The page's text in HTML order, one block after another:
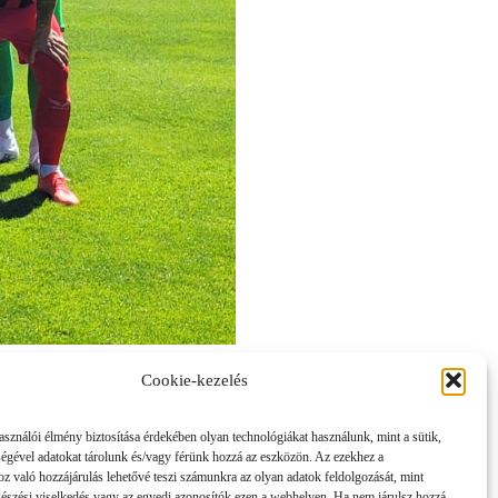
Cookie-kezelés
élmény biztosítása érdekében olyan technológiákat használunk, mint a sütik,
adatokat tárolunk és/vagy férünk hozzá az eszközön. Az ezekhez a
való hozzájárulás lehetővé teszi számunkra az olyan adatok feldolgozását, mint
Lorentz, Merényi,